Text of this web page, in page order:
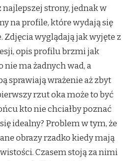
najlepszej strony, jednak w
na profile, które wydają się
Zdjęcia wyglądają jak wyjęte z
opis profilu brzmi jak
nie ma żadnych wad, a
sprawiają wrażenie aż zbyt
rzut oka może to być
kto nie chciałby poznać
idealny? Problem w tym, że
obrazy rzadko kiedy mają
Czasem stoją za nimi